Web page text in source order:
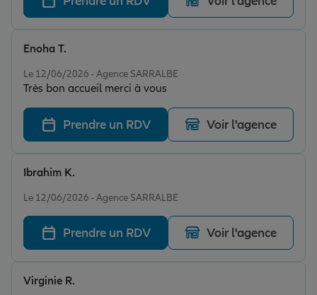
Le 12/06/2026 - Agence SARRALBE
Très bon accueil merci à vous
Enoha T.
Prendre un RDV Voir l'agence
Le 12/06/2026 - Agence SARRALBE
Ibrahim K.
Prendre un RDV Voir l'agence
Virginie R.